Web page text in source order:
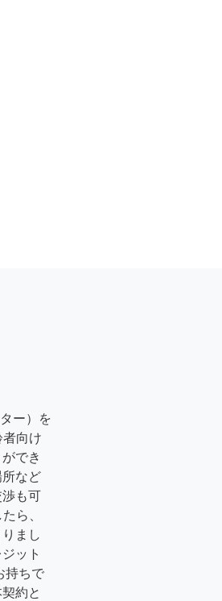
ー）を
向け
でき
など
も可
ら、
まし
ット
持ちで
約と